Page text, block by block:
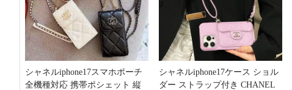
シャネルiphone17スマホポーチ
全機種対応 携帯ポシェット 縦
シャネルiphone17ケース ショル
ダー ストラップ付き CHANEL